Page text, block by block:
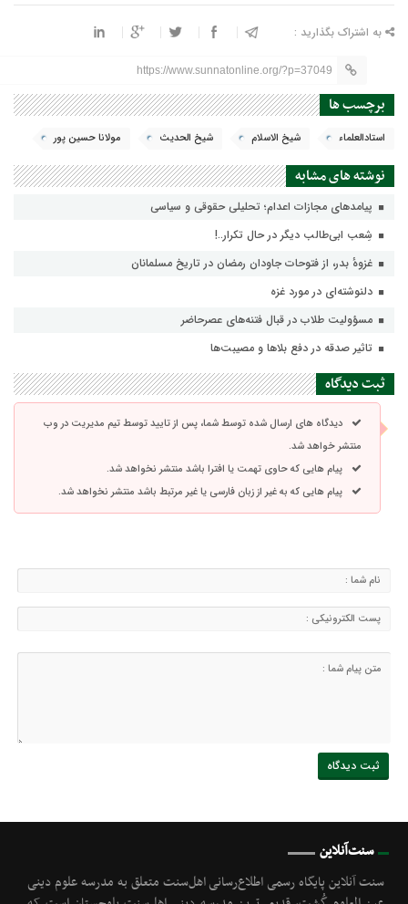
به اشتراک بگذارید :
https://www.sunnatonline.org/?p=37049
برچسب ها
استادالعلماء شیخ الاسلام شیخ الحدیث مولانا حسین پور
نوشته های مشابه
پيامدهاي مجازات اعدام؛ تحليلي حقوقي و سياسي
شِعب ابی‌طالب دیگر در حال تکرار..!
غزوهٔ بدر، از فتوحات جاودان رمضان در تاریخ مسلمانان
دلنوشته‌ای در مورد غزه
مسؤولیت طلاب در قبال فتنه‌های عصرحاضر
تاثیر صدقه در دفع بلاها و مصیبت‌ها
ثبت دیدگاه
دیدگاه های ارسال شده توسط شما، پس از تایید توسط تیم مدیریت در وب
منتشر خواهد شد.
پیام هایی که حاوی تهمت یا افترا باشد منتشر نخواهد شد.
پیام هایی که به غیر از زبان فارسی یا غیر مرتبط باشد منتشر نخواهد شد.
سنت‌آنلاین
سنت آنلاین پایگاه رسمی اطلاع‌رسانی اهل‌سنت متعلق به مدرسه علوم دینی